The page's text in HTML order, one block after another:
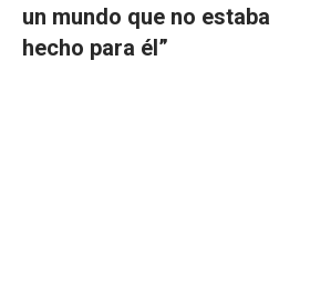
un mundo que no estaba
hecho para él”